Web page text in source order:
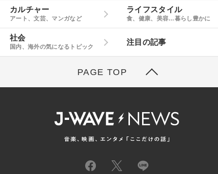
カルチャー
アート、文芸、マンガなど
ライフスタイル
食、健康、美容…暮らし豊かに
社会
国内、海外の気になるトピック
注目の記事
PAGE TOP